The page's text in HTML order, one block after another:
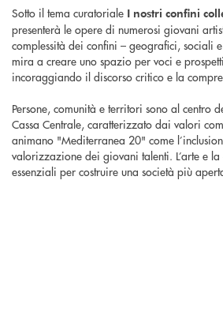
Sotto il tema curatoriale I nostri confini
presenterà le opere di numerosi giovani
complessità dei confini – geografici, sociali
mira a creare uno spazio per voci e
incoraggiando il discorso critico e la
Persone, comunità e territori sono al centro
Cassa Centrale, caratterizzato dai valori
animano "Mediterranea 20" come
valorizzazione dei giovani talenti. L’arte e la
essenziali per costruire una società più